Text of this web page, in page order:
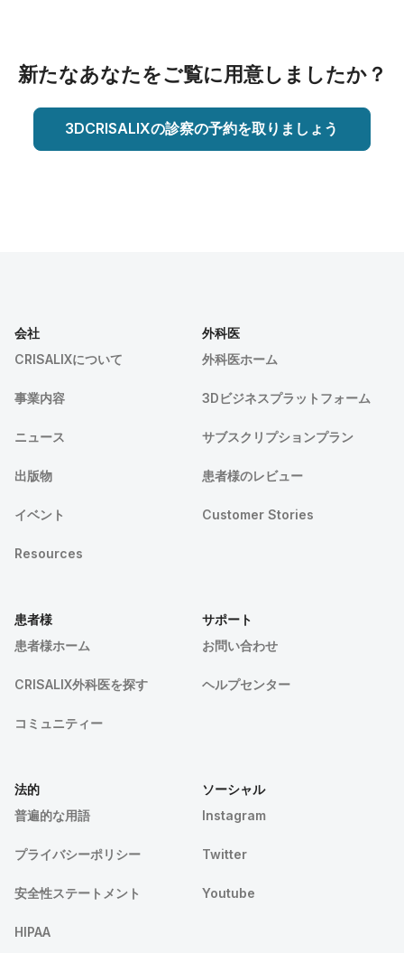
新たなあなたをご覧に用意しましたか？
3DCRISALIXの診察の予約を取りましょう
会社
CRISALIXについて
事業内容
ニュース
出版物
イベント
Resources
外科医
外科医ホーム
3Dビジネスプラットフォーム
サブスクリプションプラン
患者様のレビュー
Customer Stories
患者様
患者様ホーム
CRISALIX外科医を探す
コミュニティー
サポート
お問い合わせ
ヘルプセンター
法的
普遍的な用語
プライバシーポリシー
安全性ステートメント
HIPAA
ソーシャル
Instagram
Twitter
Youtube